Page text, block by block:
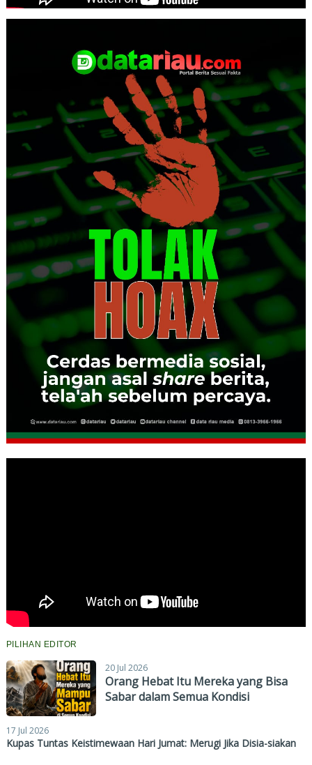
PILIHAN EDITOR
20 Jul 2026
Orang Hebat Itu Mereka yang Bisa
Sabar dalam Semua Kondisi
17 Jul 2026
Kupas Tuntas Keistimewaan Hari Jumat: Merugi Jika Disia-siakan